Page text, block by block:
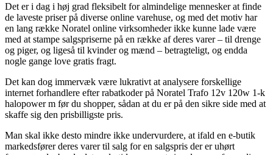
Det er i dag i høj grad fleksibelt for almindelige mennesker at finde
de laveste priser på diverse online varehuse, og med det motiv har
en lang række Noratel online virksomheder ikke kunne lade være
med at stampe salgspriserne på en række af deres varer – til drenge
og piger, og ligeså til kvinder og mænd – betragteligt, og endda
nogle gange love gratis fragt.
Det kan dog immervæk være lukrativt at analysere forskellige
internet forhandlere efter rabatkoder på Noratel Trafo 12v 120w 1-k
halopower m før du shopper, sådan at du er på den sikre side med at
skaffe sig den prisbilligste pris.
Man skal ikke desto mindre ikke undervurdere, at ifald en e-butik
markedsfører deres varer til salg for en salgspris der er uhørt